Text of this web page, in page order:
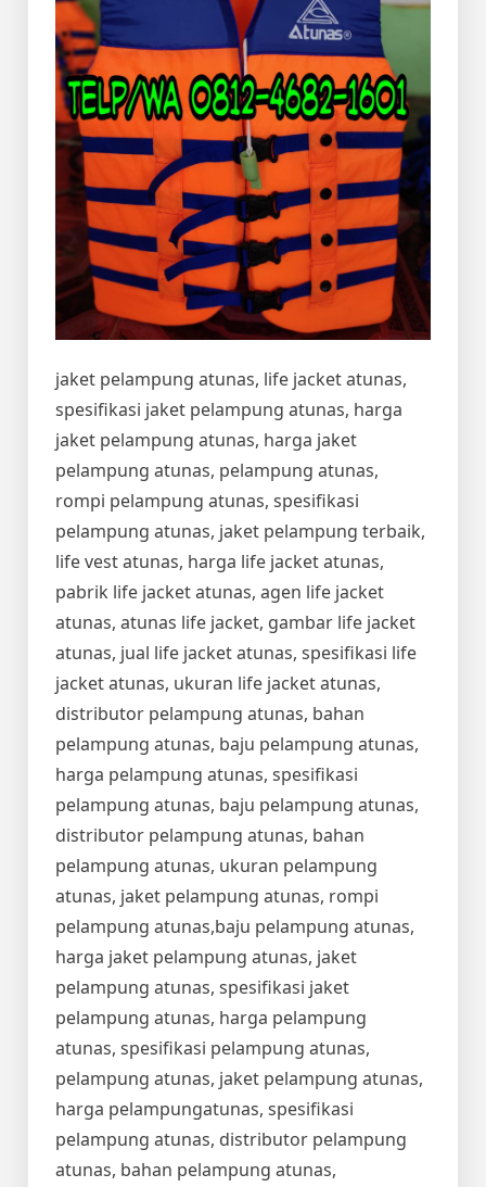
jaket pelampung atunas, life jacket atunas,
spesifikasi jaket pelampung atunas, harga
jaket pelampung atunas, harga jaket
pelampung atunas, pelampung atunas,
rompi pelampung atunas, spesifikasi
pelampung atunas, jaket pelampung terbaik,
life vest atunas, harga life jacket atunas,
pabrik life jacket atunas, agen life jacket
atunas, atunas life jacket, gambar life jacket
atunas, jual life jacket atunas, spesifikasi life
jacket atunas, ukuran life jacket atunas,
distributor pelampung atunas, bahan
pelampung atunas, baju pelampung atunas,
harga pelampung atunas, spesifikasi
pelampung atunas, baju pelampung atunas,
distributor pelampung atunas, bahan
pelampung atunas, ukuran pelampung
atunas, jaket pelampung atunas, rompi
pelampung atunas,baju pelampung atunas,
harga jaket pelampung atunas, jaket
pelampung atunas, spesifikasi jaket
pelampung atunas, harga pelampung
atunas, spesifikasi pelampung atunas,
pelampung atunas, jaket pelampung atunas,
harga pelampungatunas, spesifikasi
pelampung atunas, distributor pelampung
atunas, bahan pelampung atunas,